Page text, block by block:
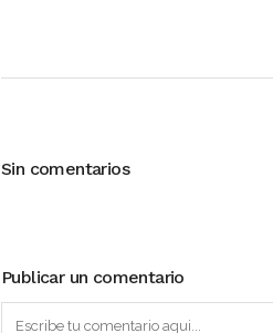
Sin comentarios
Publicar un comentario